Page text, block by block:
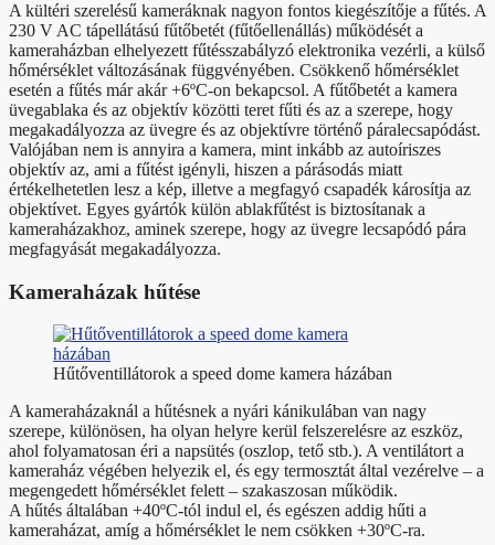
A kültéri szerelésű kameráknak nagyon fontos kiegészítője a fűtés. A
230 V AC tápellátású fűtőbetét (fűtőellenállás) működését a
kameraházban elhelyezett fűtésszabályzó elektronika vezérli, a külső
hőmérséklet változásának függvényében. Csökkenő hőmérséklet
esetén a fűtés már akár +6ºC-on bekapcsol. A fűtőbetét a kamera
üvegablaka és az objektív közötti teret fűti és az a szerepe, hogy
megakadályozza az üvegre és az objektívre történő páralecsapódást.
Valójában nem is annyira a kamera, mint inkább az autoíriszes
objektív az, ami a fűtést igényli, hiszen a párásodás miatt
értékelhetetlen lesz a kép, illetve a megfagyó csapadék károsítja az
objektívet. Egyes gyártók külön ablakfűtést is biztosítanak a
kameraházakhoz, aminek szerepe, hogy az üvegre lecsapódó pára
megfagyását megakadályozza.
Kameraházak hűtése
Hűtőventillátorok a speed dome kamera házában
A kameraházaknál a hűtésnek a nyári kánikulában van nagy
szerepe, különösen, ha olyan helyre kerül felszerelésre az eszköz,
ahol folyamatosan éri a napsütés (oszlop, tető stb.). A ventilátort a
kameraház végében helyezik el, és egy termosztát által vezérelve – a
megengedett hőmérséklet felett – szakaszosan működik.
A hűtés általában +40ºC-tól indul el, és egészen addig hűti a
kameraházat, amíg a hőmérséklet le nem csökken +30ºC-ra.